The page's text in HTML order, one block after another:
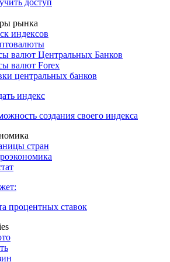
доступ
рынка
индексов
валют Центральных Банков
валют Forex
центральных банков
индекс
создания своего индекса
стран
процентных ставок